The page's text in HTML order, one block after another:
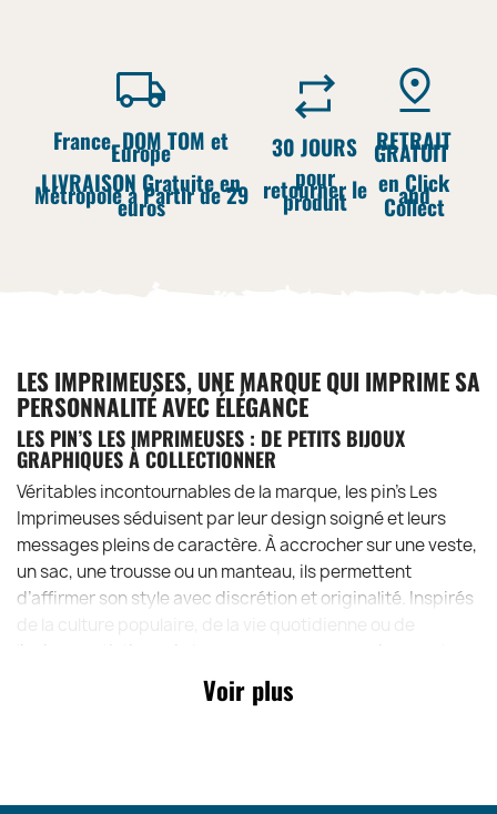
France, DOM TOM et
Europe
LIVRAISON Gratuite en
Métropole à Partir de 29
euros
30 JOURS
pour
retourner le
produit
RETRAIT
GRATUIT
en Click
and
Collect
LES IMPRIMEUSES, UNE MARQUE QUI IMPRIME SA
PERSONNALITÉ AVEC ÉLÉGANCE
LES PIN’S LES IMPRIMEUSES : DE PETITS BIJOUX
GRAPHIQUES À COLLECTIONNER
Véritables incontournables de la marque, les pin’s Les
Imprimeuses séduisent par leur design soigné et leurs
messages pleins de caractère. À accrocher sur une veste,
un sac, une trousse ou un manteau, ils permettent
d’affirmer son style avec discrétion et originalité. Inspirés
l’univers artistique de la marque, ces accessoires sont
fabriqués avec un grand souci du détail. Ils constituent
également une excellente idée cadeau pour les amateurs
Voir plus